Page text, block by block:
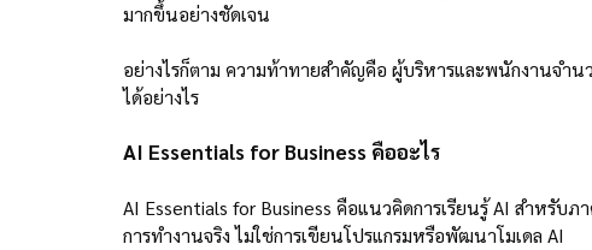
มากขึ้นอย่างชัดเจน
อย่างไรก็ตาม ความท้าทายสำคัญคือ ผู้บริหารและพนักงานจำน
ได้อย่างไร
AI Essentials for Business คืออะไร
AI Essentials for Business คือแนวคิดการเรียนรู้ AI สำหรับภ
การทำงานจริง ไม่ใช่การเขียนโปรแกรมหรือพัฒนาโมเดล AI